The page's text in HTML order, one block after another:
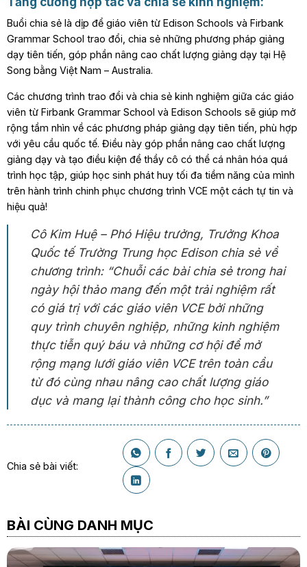
Buổi chia sẻ là dịp để giáo viên từ Edison Schools và Firbank
Grammar School trao đổi, chia sẻ những phương pháp giảng
dạy tiên tiến, góp phần nâng cao chất lượng giảng dạy tại Hệ
Song bằng Việt Nam – Australia.
Các chương trình trao đổi và chia sẻ kinh nghiệm giữa các giáo
viên từ Firbank Grammar School và Edison Schools sẽ giúp mở
rộng tầm nhìn về các phương pháp giảng dạy tiên tiến, phù hợp
với yêu cầu quốc tế. Điều này góp phần nâng cao chất lượng
giảng dạy và tạo điều kiện để thầy cô có thể cá nhân hóa quá
trình học tập, giúp học sinh phát huy tối đa tiềm năng của mình
trên hành trình chinh phục chương trình VCE một cách tự tin và
hiệu quả!
Cô Kim Huệ – Phó Hiệu trưởng, Trưởng Khoa
Quốc tế Trường Trung học Edison chia sẻ về
chương trình: “Chuỗi các bài chia sẻ trong hai
ngày hội thảo mang đến một trải nghiệm rất
có giá trị với các giáo viên VCE bởi những
quy trình chuyên nghiệp, những kinh nghiệm
thực tiễn quý báu và những cơ hội để mở
rộng mạng lưới giáo viên VCE trên toàn cầu
từ đó cùng nhau nâng cao chất lượng giáo
dục và mang lại thành công cho học sinh.”
Chia sẻ bài viết:
BÀI CÙNG DANH MỤC